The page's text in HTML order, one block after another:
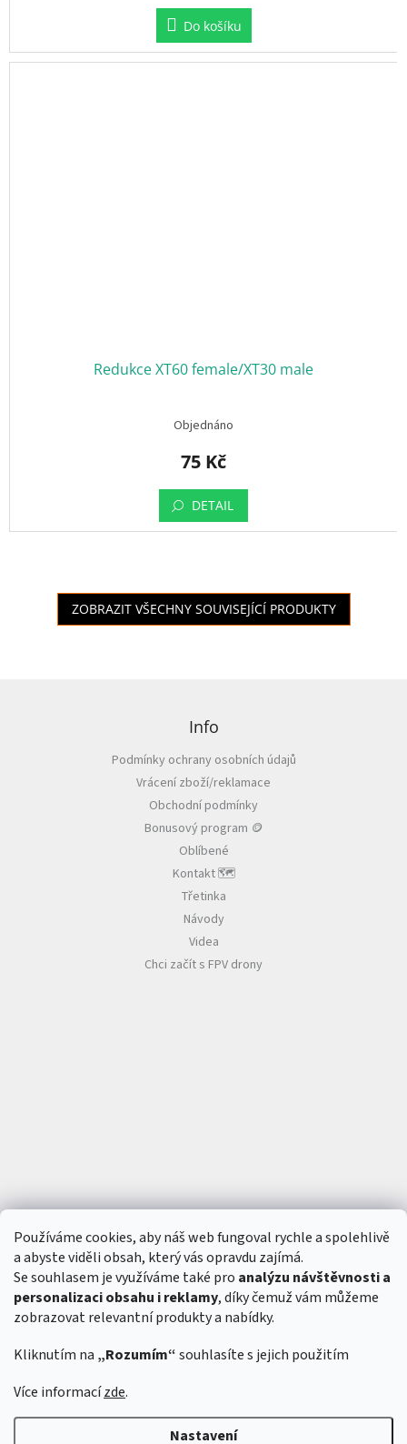
Používáme cookies, aby náš web fungoval rychle a spolehlivě
a abyste viděli obsah, který vás opravdu zajímá.
Se souhlasem je využíváme také pro analýzu návštěvnosti a
personalizaci obsahu i reklamy, díky čemuž vám můžeme
zobrazovat relevantní produkty a nabídky.
Kliknutím na „Rozumím“souhlasíte s jejich použitím
Více informacízde.
Nastavení
Do košíku
Redukce XT60 female/XT30 male
Objednáno
75 Kč
DETAIL
ZOBRAZIT VŠECHNY SOUVISEJÍCÍ PRODUKTY
Info
Podmínky ochrany osobních údajů
Vrácení zboží/reklamace
Obchodní podmínky
Bonusový program 🪙
Oblíbené
Kontakt 🗺️
Třetinka
Návody
Videa
Chci začít s FPV drony
6SFULL - FPV drony a příslušenství